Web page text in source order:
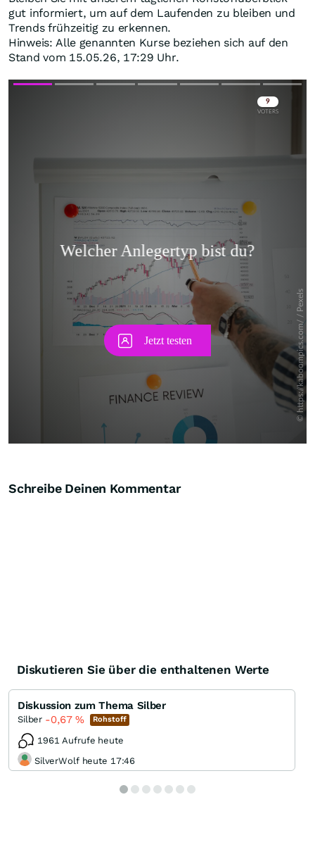
gut informiert, um auf dem Laufenden zu bleiben und
Trends frühzeitig zu erkennen.
Hinweis: Alle genannten Kurse beziehen sich auf den
Stand vom 15.05.26, 17:29 Uhr.
Schreibe Deinen Kommentar
Diskutieren Sie über die enthaltenen Werte
Diskussion zum Thema Silber
Silber -0,67% Rohstoff
1961 Aufrufe heute
SilverWolf heute 17:46